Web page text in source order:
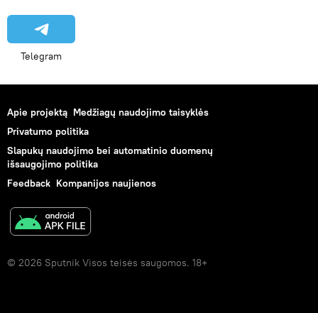
Telegram
Apie projektą Medžiagų naudojimo taisyklės
Privatumo politika
Slapukų naudojimo bei automatinio duomenų
išsaugojimo politika
Feedback Kompanijos naujienos
© 2026 Sputnik Visos teisės saugomos. 18+